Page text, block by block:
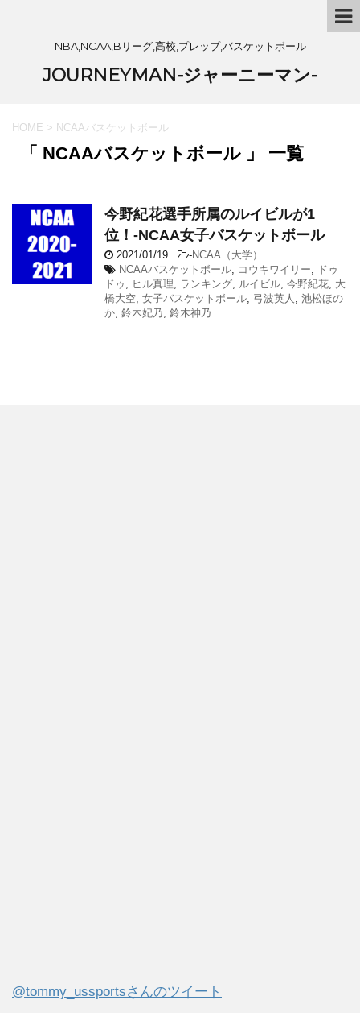
NBA,NCAA,Bリーグ,高校,プレップ,バスケットボール
JOURNEYMAN-ジャーニーマン-
HOME > NCAAバスケットボール
「 NCAAバスケットボール 」 一覧
今野紀花選手所属のルイビルが1
位！-NCAA女子バスケットボール
2021/01/19 -NCAA（大学）
NCAAバスケットボール, コウキワイリー, ドゥ
ドゥ , ヒル真理, ランキング, ルイビル, 今野紀花, 大
橋大空, 女子バスケットボール, 弓波英人 , 池松ほの
か, 鈴木妃乃, 鈴木神乃
@tommy_ussportsさんのツイート